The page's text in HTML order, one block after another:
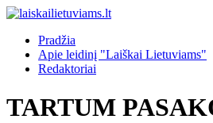
Pradžia
Apie leidinį "Laiškai Lietuviams"
Redaktoriai
TARTUM